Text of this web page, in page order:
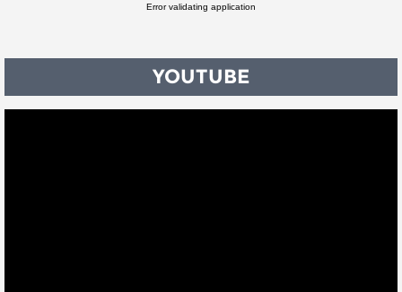
Error validating application
YOUTUBE